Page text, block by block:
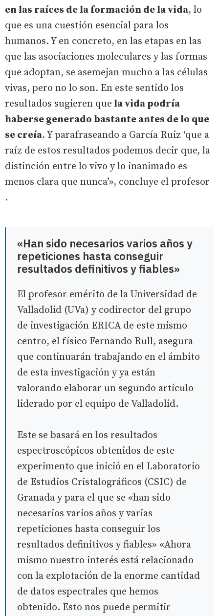
en las raíces de la formación de la vida, lo
que es una cuestión esencial para los
humanos. Y en concreto, en las etapas en las
que las asociaciones moleculares y las formas
que adoptan, se asemejan mucho a las células
vivas, pero no lo son. En este sentido los
resultados sugieren que la vida podría
haberse generado bastante antes de lo que
se creía. Y parafraseando a García Ruiz ‘que a
raíz de estos resultados podemos decir que, la
distinción entre lo vivo y lo inanimado es
menos clara que nunca’», concluye el profesor
.
«Han sido necesarios varios años y
repeticiones hasta conseguir
resultados definitivos y fiables»
El profesor emérito de la Universidad de
Valladolid (UVa) y codirector del grupo
de investigación ERICA de este mismo
centro, el físico Fernando Rull, asegura
que continuarán trabajando en el ámbito
de esta investigación y ya están
valorando elaborar un segundo artículo
liderado por el equipo de Valladolid.
Este se basará en los resultados
espectroscópicos obtenidos de este
experimento que inició en el Laboratorio
de Estudios Cristalográficos (CSIC) de
Granada y para el que se «han sido
necesarios varios años y varias
repeticiones hasta conseguir los
resultados definitivos y fiables» «Ahora
mismo nuestro interés está relacionado
con la explotación de la enorme cantidad
de datos espectrales que hemos
obtenido. Esto nos puede permitir